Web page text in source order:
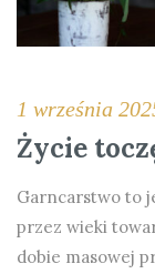
1 września
Życie
Garncarstwo to
przez wieki
dobie masowej